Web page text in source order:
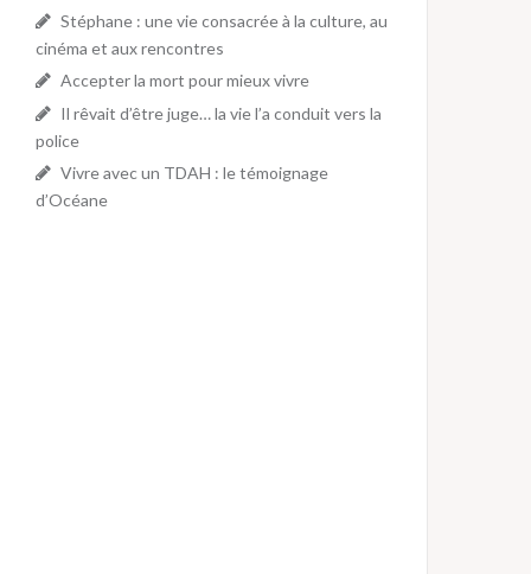
Stéphane : une vie consacrée à la culture, au
cinéma et aux rencontres
Accepter la mort pour mieux vivre
Il rêvait d’être juge… la vie l’a conduit vers la
police
Vivre avec un TDAH : le témoignage
d’Océane